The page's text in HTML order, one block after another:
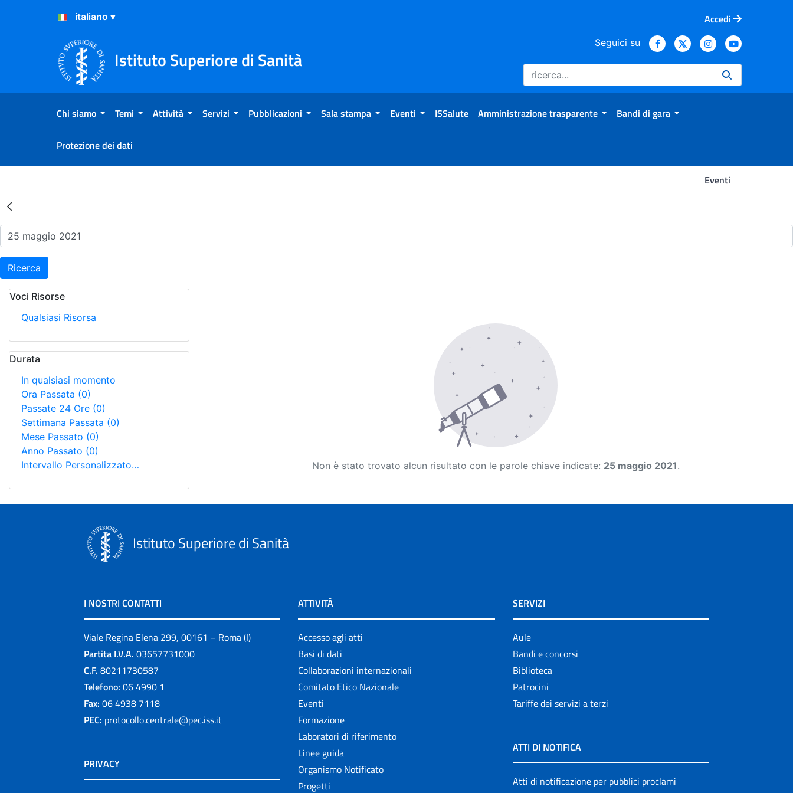
Salta al Contenuto
Salta al Footer
Accedi
Istituto Superiore di Sanità
Seguici su
Chi siamo Temi Attività Servizi Pubblicazioni Sala stampa Eventi ISSalute Amministrazione trasparente Bandi di gara
Protezione dei dati
Eventi
Risultati della Ricerca - Eventi
Ricerca
Voci Risorse
Qualsiasi Risorsa
Durata
In qualsiasi momento
Ora Passata (0)
Passate 24 Ore (0)
Settimana Passata (0)
Mese Passato (0)
Anno Passato (0)
Intervallo Personalizzato…
Non è stato trovato alcun risultato con le parole chiave indicate: 25 maggio 2021.
Istituto Superiore di Sanità
I NOSTRI CONTATTI
Viale Regina Elena 299, 00161 – Roma (I)
Partita I.V.A. 03657731000
C.F. 80211730587
Telefono: 06 4990 1
Fax: 06 4938 7118
PEC: protocollo.centrale@pec.iss.it
PRIVACY
ATTIVITÀ
Accesso agli atti
Basi di dati
Collaborazioni internazionali
Comitato Etico Nazionale
Eventi
Formazione
Laboratori di riferimento
Linee guida
Organismo Notificato
Progetti
SERVIZI
Aule
Bandi e concorsi
Biblioteca
Patrocini
Tariffe dei servizi a terzi
ATTI DI NOTIFICA
Atti di notificazione per pubblici proclami